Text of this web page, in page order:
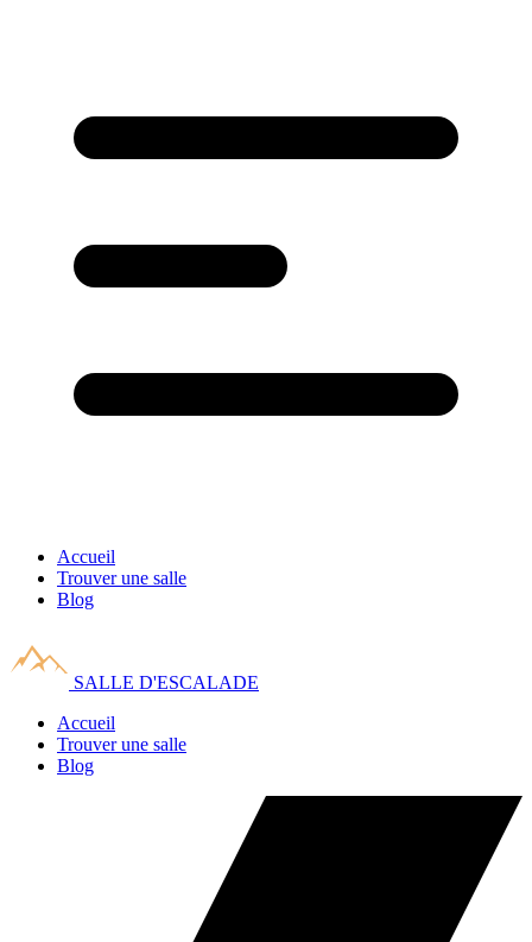
Accueil
Trouver une salle
Blog
SALLE D'ESCALADE
Accueil
Trouver une salle
Blog